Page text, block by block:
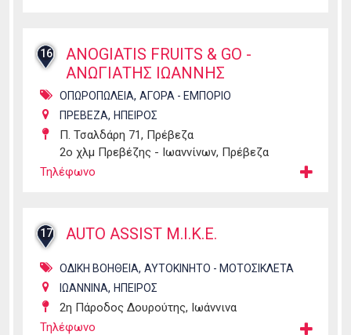
16
ANOGIATIS FRUITS & GO -
ΑΝΩΓΙΑΤΗΣ ΙΩΑΝΝΗΣ
ΟΠΩΡΟΠΩΛΕΙΑ, ΑΓΟΡΑ - ΕΜΠΟΡΙΟ
ΠΡΕΒΕΖΑ, ΗΠΕΙΡΟΣ
Π. Τσαλδάρη 71, Πρέβεζα
2ο χλμ Πρεβέζης - Ιωαννίνων, Πρέβεζα
Τηλέφωνο
17 AUTO ASSIST Μ.Ι.Κ.Ε.
ΟΔΙΚΗ ΒΟΗΘΕΙΑ, ΑΥΤΟΚΙΝΗΤΟ - ΜΟΤΟΣΙΚΛΕΤΑ
ΙΩΑΝΝΙΝΑ, ΗΠΕΙΡΟΣ
2η Πάροδος Δουρούτης, Ιωάννινα
Τηλέφωνο